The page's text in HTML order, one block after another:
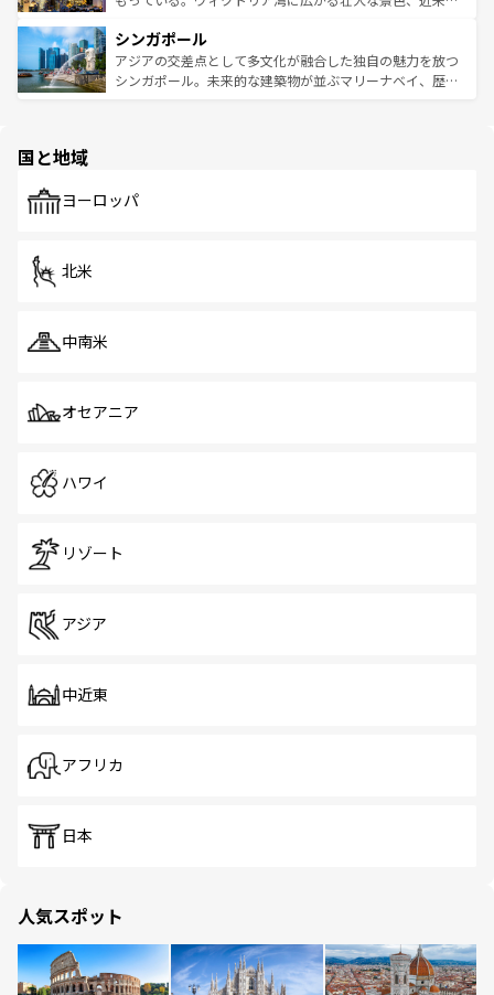
参照してほしい。
激する。気候は一年中温暖で、どの季節にも異なる楽しみ
が待っている。親しみやすいタイの人々、仏教を中心とし
た文化、そして多様な観光資源が、訪れる旅人を魅了し続
み、どこを訪れても感動するはず。観光スポットが密集し
ており、効率よく見どころを回れるのも魅力。息をのむよ
うな絶景から文化的な体験まで、香港を存分に楽しみ尽く
シンガポール
アジアの交差点として多文化が融合した独自の魅力を放つ
シンガポール。未来的な建築物が並ぶマリーナベイ、歴史
で、ホーカーズは地元の風情を楽しめる外せないスポット
国と地域
ヨーロッパ
北米
中南米
オセアニア
ハワイ
リゾート
アジア
中近東
アフリカ
日本
人気スポット